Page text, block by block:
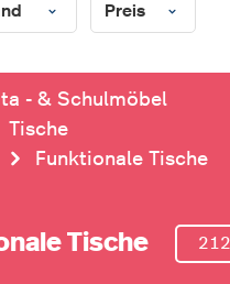
Preis
- & Schulmöbel
Tische
Funktionale Tische
Tische